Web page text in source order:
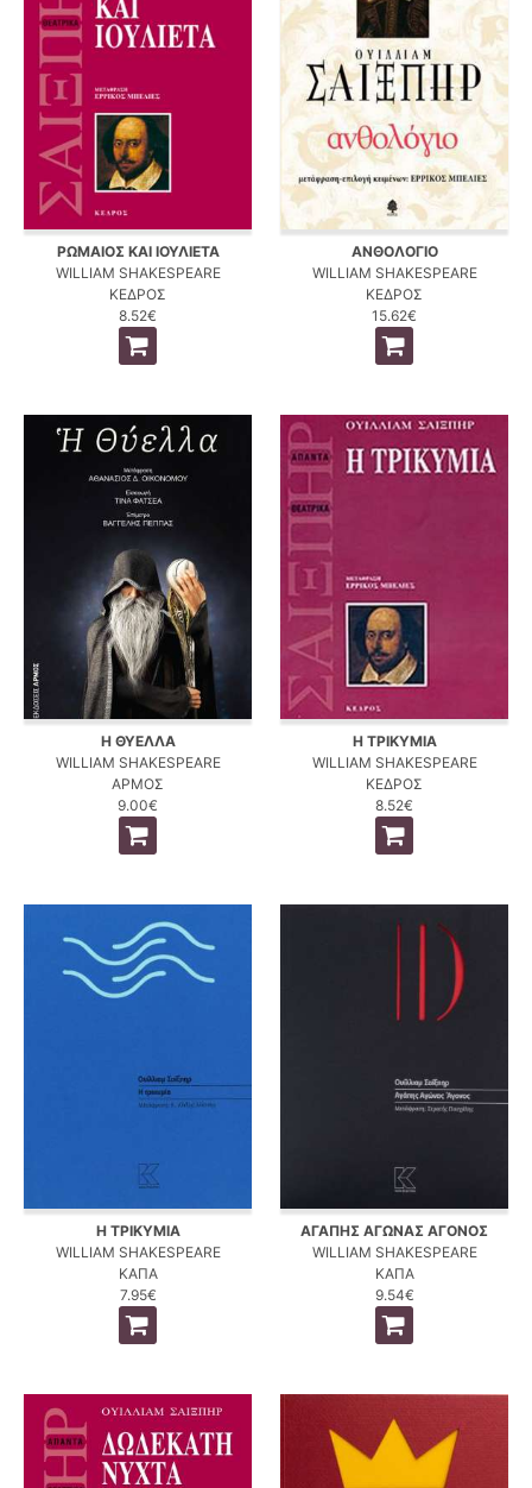
ΡΩΜΑΙΟΣ ΚΑΙ ΙΟΥΛΙΕΤΑ
WILLIAM SHAKESPEARE
ΚΕΔΡΟΣ
8.52€
ΑΝΘΟΛΟΓΙΟ
WILLIAM SHAKESPEARE
ΚΕΔΡΟΣ
15.62€
Η ΘΥΕΛΛΑ
WILLIAM SHAKESPEARE
ΑΡΜΟΣ
9.00€
Η ΤΡΙΚΥΜΙΑ
WILLIAM SHAKESPEARE
ΚΕΔΡΟΣ
8.52€
Η ΤΡΙΚΥΜΙΑ
WILLIAM SHAKESPEARE
ΚΑΠΑ
7.95€
ΑΓΑΠΗΣ ΑΓΩΝΑΣ ΑΓΟΝΟΣ
WILLIAM SHAKESPEARE
ΚΑΠΑ
9.54€